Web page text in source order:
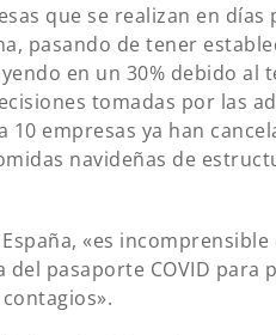
que se realizan en días
pasando de tener
en un 30% debido al
tomadas por las
empresas ya han
navideñas de
«es
pasaporte COVID para